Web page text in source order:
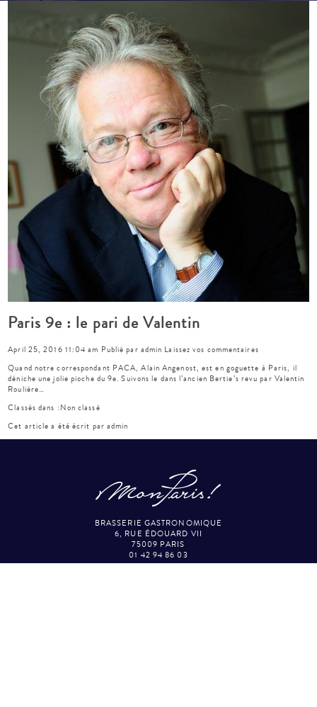
Paris 9e : le pari de Valentin
April 25, 2016 11:04 am Publié par admin Laissez vos commentaires
Quand notre correspondant PACA, Alain Angenost, est en goguette à Paris, il
déniche une jolie pioche du 9e. Suivons le dans l’ancien Bertie’s revu par Valentin
Roulière…
Classés dans : Non classé
Cet article a été écrit par admin
BRASSERIE GASTRONOMIQUE
6, RUE ÉDOUARD VII
75009 PARIS
01 42 94 86 03